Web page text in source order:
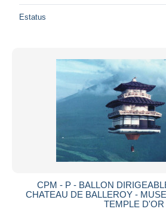
Estatus
CPM - P - BALLON
CHATEAU DE BALLEROY -
TEMPLE D'OR